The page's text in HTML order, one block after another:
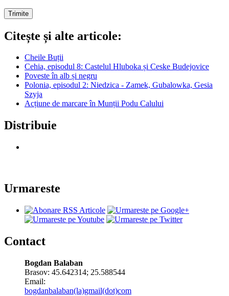
Citește și alte articole:
Cheile Buții
Cehia, episodul 8: Castelul Hluboka și Ceske Budejovice
Poveste în alb și negru
Polonia, episodul 2: Niedzica - Zamek, Gubalowka, Gesia
Szyja
Acțiune de marcare în Munții Podu Calului
Distribuie
Urmareste
Contact
Bogdan Balaban
Brasov: 45.642314; 25.588544
Email:
bogdanbalaban(la)gmail(dot)com